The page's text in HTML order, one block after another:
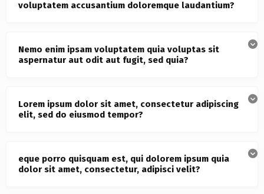
voluptatem accusantium doloremque laudantium?
Nemo enim ipsam voluptatem quia voluptas sit
aspernatur aut odit aut fugit, sed quia?
Lorem ipsum dolor sit amet, consectetur adipiscing
elit, sed do eiusmod tempor?
eque porro quisquam est, qui dolorem ipsum quia
dolor sit amet, consectetur, adipisci velit?